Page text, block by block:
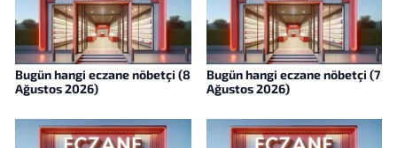
Bugün hangi eczane nöbetçi (8
Ağustos 2026)
Bugün hangi eczane nöbetçi (7
Ağustos 2026)